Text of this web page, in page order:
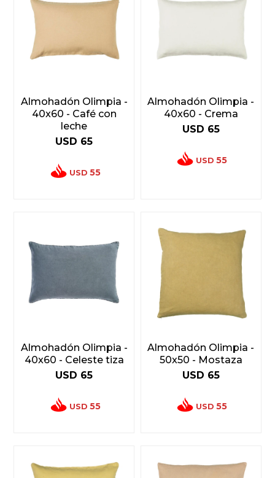
Almohadón Olimpia -
40x60 - Café con
leche
USD 65
USD 55
Almohadón Olimpia -
40x60 - Crema
USD 65
USD 55
Almohadón Olimpia -
40x60 - Celeste tiza
USD 65
USD 55
Almohadón Olimpia -
50x50 - Mostaza
USD 65
USD 55